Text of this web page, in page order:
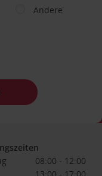
Andere
08:00 - 12:00
13:00 - 17:00